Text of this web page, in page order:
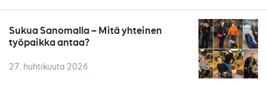
Sukua Sanomalla – Mitä yhteinen
työpaikka antaa?
27. huhtikuuta 2026